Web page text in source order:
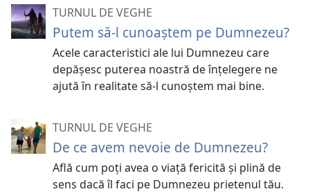
TURNUL DE VEGHE
Putem să-l cunoaştem pe Dumnezeu?
Acele caracteristici ale lui Dumnezeu care
depăşesc puterea noastră de înţelegere ne
ajută în realitate să-l cunoştem mai bine.
TURNUL DE VEGHE
De ce avem nevoie de Dumnezeu?
Află cum poţi avea o viaţă fericită şi plină de
sens dacă îl faci pe Dumnezeu prietenul tău.